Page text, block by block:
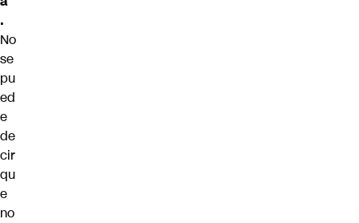
.
No
se
pu
ed
e
de
cir
qu
e
no